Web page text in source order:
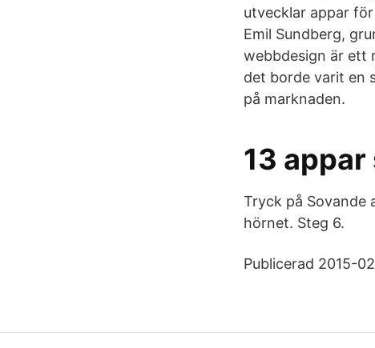
utvecklar appar
Emil Sundberg,
webbdesign är ett
det borde varit en
på marknaden.
13
Tryck på Sovande
hörnet. Steg 6.
Publicerad 2015-